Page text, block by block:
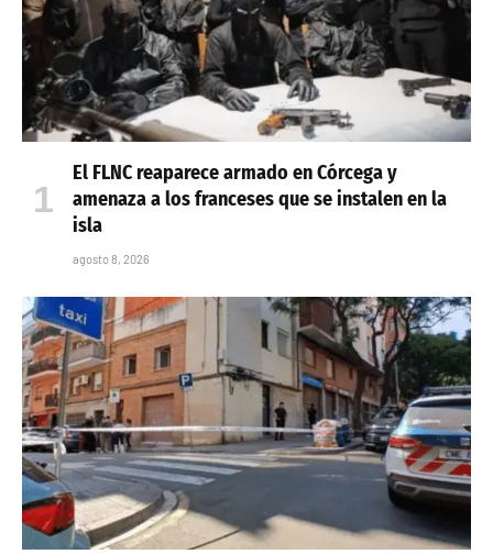
El FLNC reaparece armado en Córcega y
amenaza a los franceses que se instalen en la
isla
agosto 8, 2026